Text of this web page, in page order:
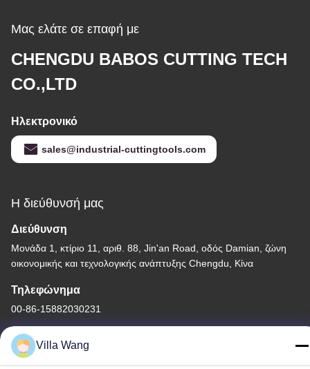
Μας ελάτε σε επαφή με
CHENGDU BABOS CUTTING TECH
CO.,LTD
Ηλεκτρονικό
sales@industrial-cuttingtools.com
Η διεύθυνσή μας
Διεύθυνση
Μονάδα 1, κτίριο 11, αριθ. 88, Jin'an Road, οδός Damian, ζώνη
οικονομικής και τεχνολογικής ανάπτυξης Chengdu, Κίνα
Τηλεφώνημα
00-86-15882030231
Villa Wang